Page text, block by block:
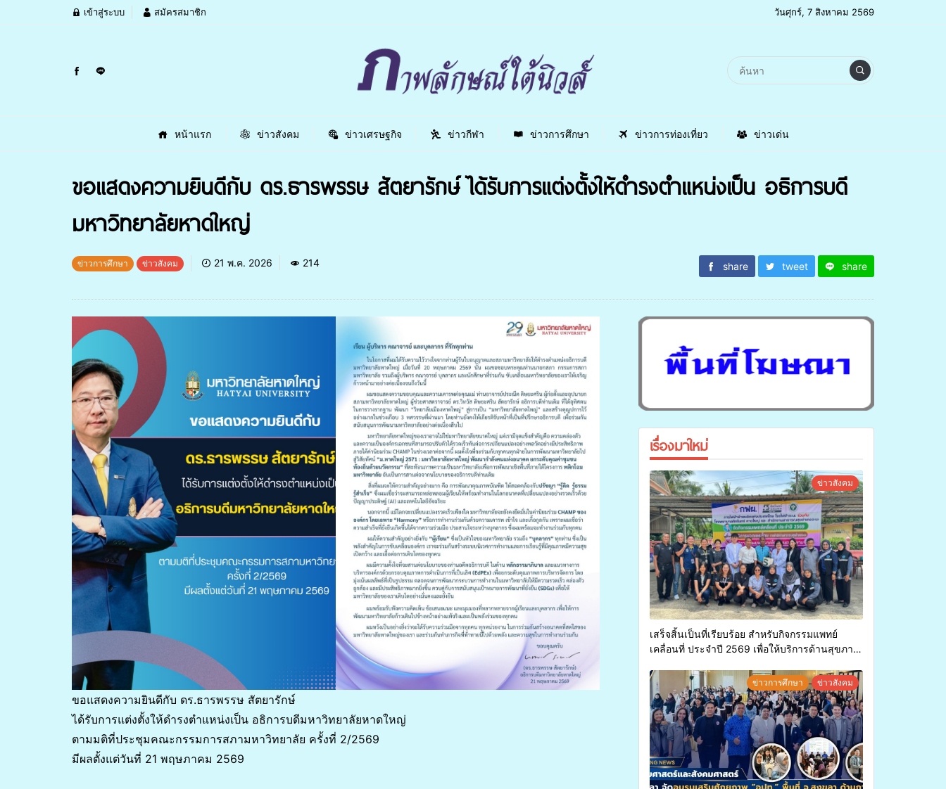
เข้าสู่ระบบ สมัครสมาชิก วันศุกร์, 7 สิงหาคม 2569
หน้าแรก ข่าวสังคม ข่าวเศรษฐกิจ ข่าวกีฬา ข่าวการศึกษา ข่าวการท่องเที่ยว ข่าวเด่น
ขอแสดงความยินดีกับ ดร.ธารพรรษ สัตยารักษ์ ได้รับการแต่งตั้งให้ดำรงตำแหน่งเป็น อธิการบดี
มหาวิทยาลัยหาดใหญ่
ข่าวการศึกษา ข่าวสังคม 21 พ.ค. 2026 214 share tweet share
ขอแสดงความยินดีกับ ดร.ธารพรรษ สัตยารักษ์
ได้รับการแต่งตั้งให้ดำรงตำแหน่งเป็น อธิการบดีมหาวิทยาลัยหาดใหญ่
ตามมติที่ประชุมคณะกรรมการสภามหาวิทยาลัย ครั้งที่ 2/2569
มีผลตั้งแต่วันที่ 21 พฤษภาคม 2569
เรื่องมาใหม่
ข่าวสังคม
เสร็จสิ้นเป็นที่เรียบร้อย สำหรับกิจกรรมแพทย์
เคลื่อนที่ ประจำปี 2569 เพื่อให้บริการด้านสุขภาพ
ข่าวการศึกษา ข่าวสังคม